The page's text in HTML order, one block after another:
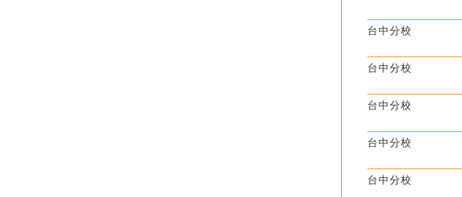
台中分校
台中分校
台中分校
台中分校
台中分校